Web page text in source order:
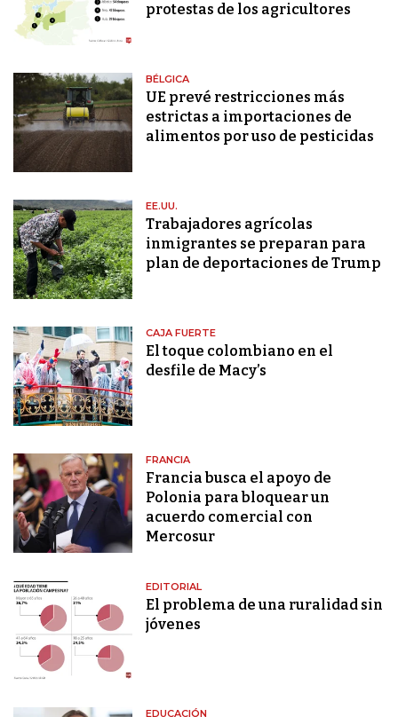
protestas de los agricultores
BÉLGICA
UE prevé restricciones más
estrictas a importaciones de
alimentos por uso de pesticidas
EE.UU.
Trabajadores agrícolas
inmigrantes se preparan para
plan de deportaciones de Trump
CAJA FUERTE
El toque colombiano en el
desfile de Macy’s
FRANCIA
Francia busca el apoyo de
Polonia para bloquear un
acuerdo comercial con
Mercosur
EDITORIAL
El problema de una ruralidad sin
jóvenes
EDUCACIÓN